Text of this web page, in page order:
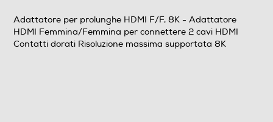
Adattatore per prolunghe HDMI F/F, 8K - Adattatore
HDMI Femmina/Femmina per connettere 2 cavi HDMI
Contatti dorati Risoluzione massima supportata 8K